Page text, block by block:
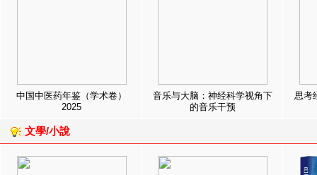
中国中医药年鉴（学术卷）
2025
音乐与大脑：神经科学视角下
的音乐干预
思考
文學/小說